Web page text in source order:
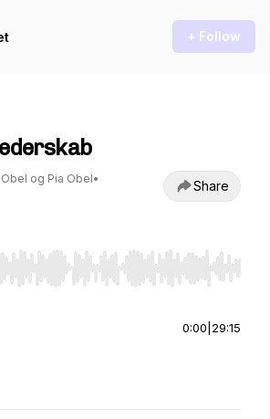
+ Follow
Obel og Pia Obel•
Share
Right to seek, Home/End to jump
0:00 29:15